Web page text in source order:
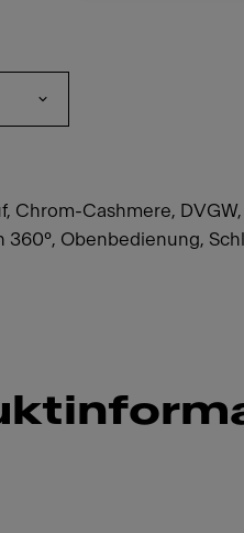
Chrom-Cashmere,
360°, Obenbedienung,